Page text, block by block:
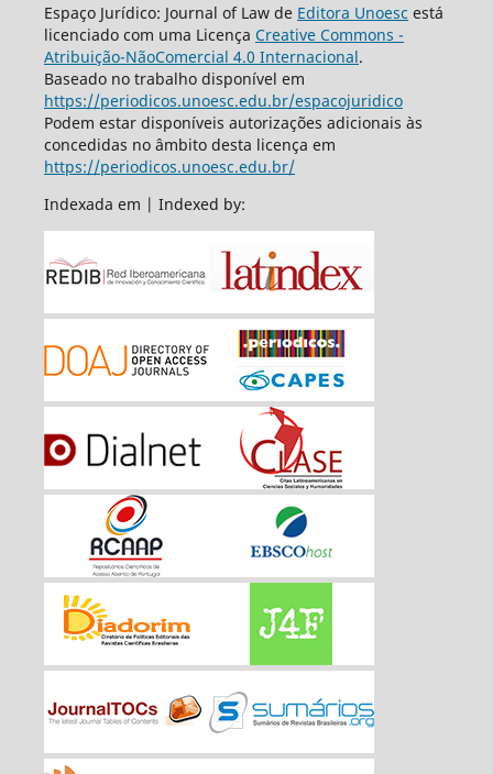
Espaço Jurídico: Journal of Law de Editora Unoesc está
licenciado com uma Licença Creative Commons -
Atribuição-NãoComercial 4.0 Internacional.
Baseado no trabalho disponível em
https://periodicos.unoesc.edu.br/espacojuridico
Podem estar disponíveis autorizações adicionais às
concedidas no âmbito desta licença em
https://periodicos.unoesc.edu.br/
Indexada em | Indexed by: